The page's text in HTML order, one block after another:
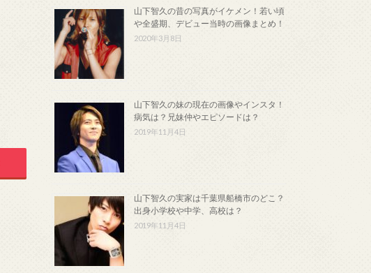
山下智久の昔の写真がイケメン！若い頃
や全盛期、デビュー当時の画像まとめ！
2020年3月8日
山下智久の妹の現在の画像やインスタ！
病気は？兄妹仲やエピソードは？
2019年11月4日
山下智久の実家は千葉県船橋市のどこ？
出身小学校や中学、高校は？
2019年11月4日